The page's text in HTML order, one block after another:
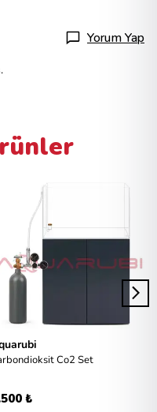
Yorum Yap
Co2 Set
₺